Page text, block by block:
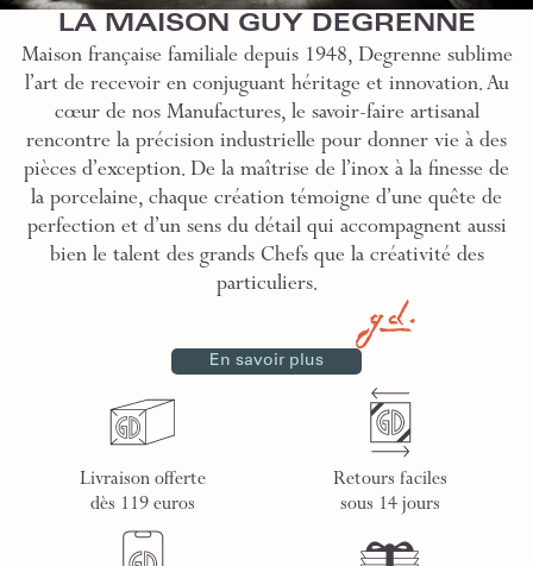
LA MAISON GUY DEGRENNE
Maison française familiale depuis 1948, Degrenne sublime
l’art de recevoir en conjuguant héritage et innovation. Au
cœur de nos Manufactures, le savoir-faire artisanal
rencontre la précision industrielle pour donner vie à des
pièces d’exception. De la maîtrise de l’inox à la finesse de
la porcelaine, chaque création témoigne d’une quête de
perfection et d’un sens du détail qui accompagnent aussi
bien le talent des grands Chefs que la créativité des
particuliers.
En savoir plus
Livraison offerte
dès 119 euros
Retours faciles
sous 14 jours